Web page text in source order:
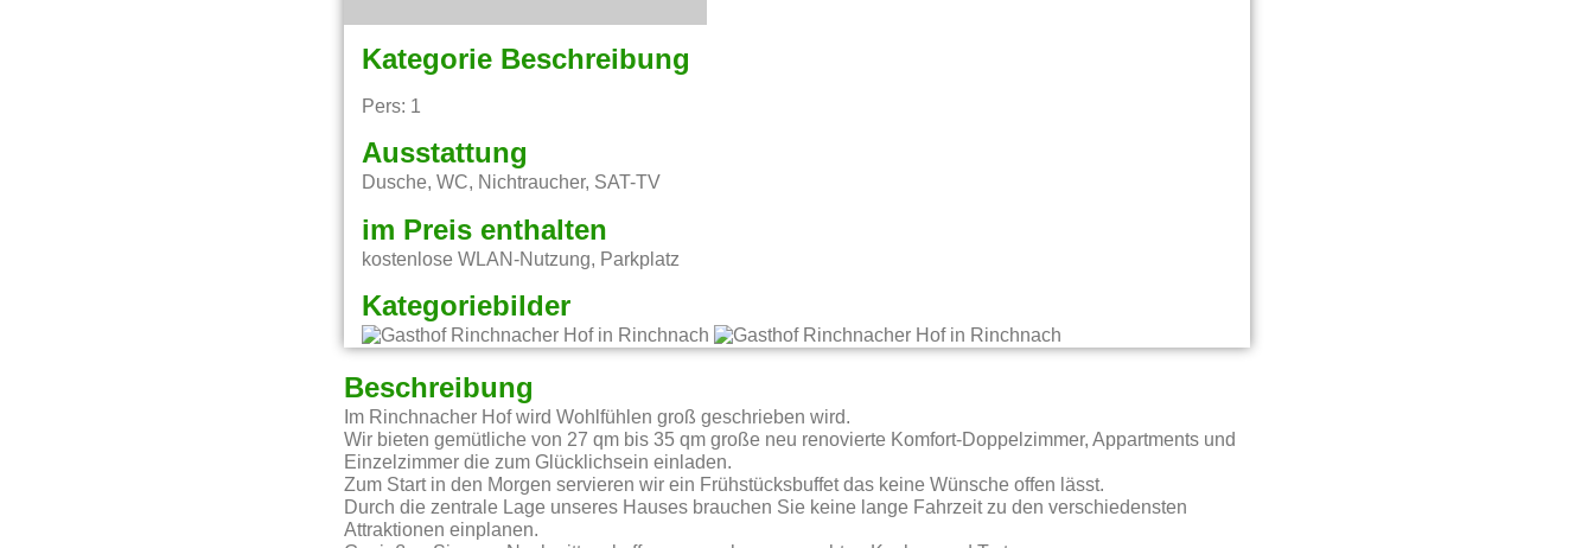
Kategorie Beschreibung
Pers: 1
Ausstattung
Dusche, WC, Nichtraucher, SAT-TV
im Preis enthalten
kostenlose WLAN-Nutzung, Parkplatz
Kategoriebilder
Beschreibung
Im Rinchnacher Hof wird Wohlfühlen groß geschrieben wird.
Wir bieten gemütliche von 27 qm bis 35 qm große neu renovierte Komfort-Doppelzimmer, Appartments und
Einzelzimmer die zum Glücklichsein einladen.
Zum Start in den Morgen servieren wir ein Frühstücksbuffet das keine Wünsche offen lässt.
Durch die zentrale Lage unseres Hauses brauchen Sie keine lange Fahrzeit zu den verschiedensten
Attraktionen einplanen.